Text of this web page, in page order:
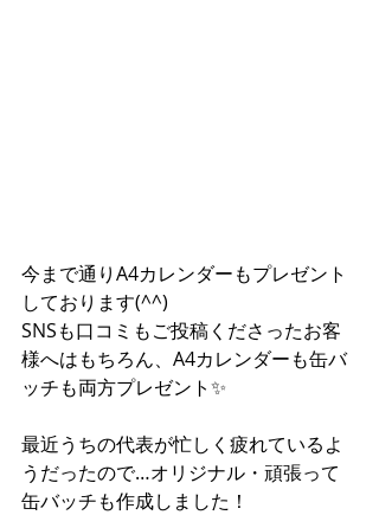
今まで通りA4カレンダーもプレゼント
しております(^^)
SNSも口コミもご投稿くださったお客
様へはもちろん、A4カレンダーも缶バ
ッチも両方プレゼント✨
最近うちの代表が忙しく疲れているよ
うだったので…オリジナル・頑張って
缶バッチも作成しました！